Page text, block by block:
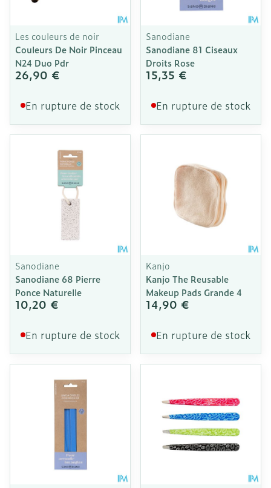
Les couleurs de noir
Couleurs De Noir Pinceau
N24 Duo Pdr
26,90 €
En rupture de stock
Sanodiane
Sanodiane 81 Ciseaux
Droits Rose
15,35 €
En rupture de stock
Sanodiane
Sanodiane 68 Pierre
Ponce Naturelle
10,20 €
En rupture de stock
Kanjo
Kanjo The Reusable
Makeup Pads Grande 4
14,90 €
En rupture de stock